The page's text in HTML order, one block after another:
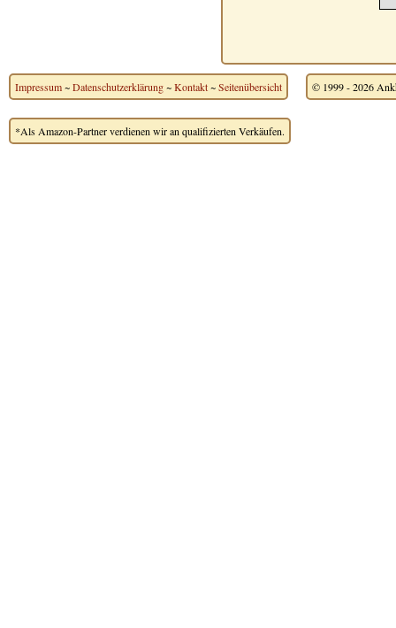
Impressum~Datenschutzerklärung~Kontakt~Seitenübersicht © 1999 - 2026
*Als Amazon-Partner verdienen wir an qualifizierten Verkäufen.